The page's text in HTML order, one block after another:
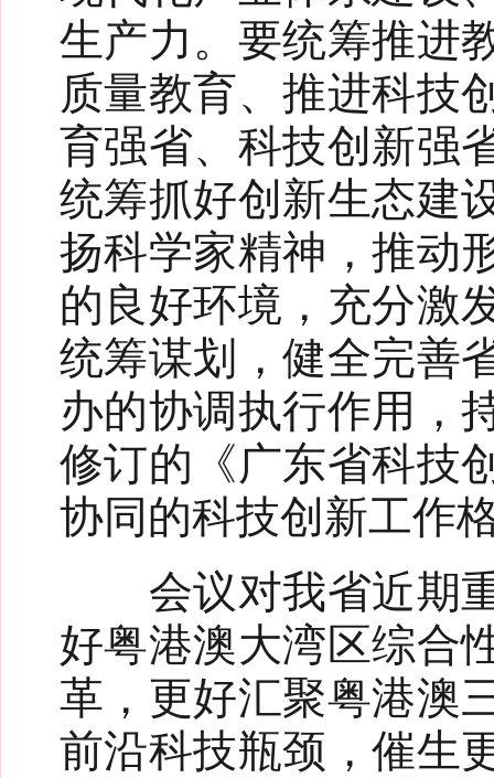
生产力。要统筹推进
质量教育、推进科技
育强省、科技创新强
统筹抓好创新生态建
扬科学家精神，推动
的良好环境，充分激
统筹谋划，健全完善
办的协调执行作用，
修订的《广东省科技
协同的科技创新工作
会议对我省近期重
好粤港澳大湾区综合
革，更好汇聚粤港澳
前沿科技瓶颈，催生